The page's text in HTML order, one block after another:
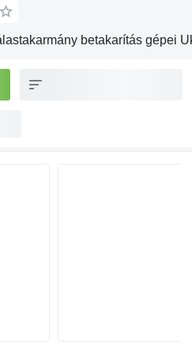
betakarítás gépei